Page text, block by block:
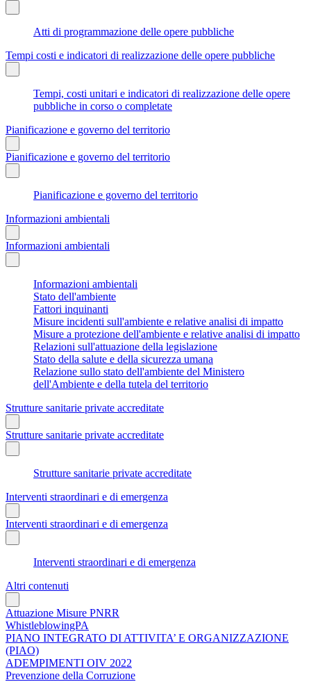
Atti di programmazione delle opere pubbliche
Tempi costi e indicatori di realizzazione delle opere pubbliche
Tempi, costi unitari e indicatori di realizzazione delle opere
pubbliche in corso o completate
Pianificazione e governo del territorio
Pianificazione e governo del territorio
Pianificazione e governo del territorio
Informazioni ambientali
Informazioni ambientali
Informazioni ambientali
Stato dell'ambiente
Fattori inquinanti
Misure incidenti sull'ambiente e relative analisi di impatto
Misure a protezione dell'ambiente e relative analisi di impatto
Relazioni sull'attuazione della legislazione
Stato della salute e della sicurezza umana
Relazione sullo stato dell'ambiente del Ministero
dell'Ambiente e della tutela del territorio
Strutture sanitarie private accreditate
Strutture sanitarie private accreditate
Strutture sanitarie private accreditate
Interventi straordinari e di emergenza
Interventi straordinari e di emergenza
Interventi straordinari e di emergenza
Altri contenuti
Attuazione Misure PNRR
WhistleblowingPA
PIANO INTEGRATO DI ATTIVITA’ E ORGANIZZAZIONE
(PIAO)
ADEMPIMENTI OIV 2022
Prevenzione della Corruzione